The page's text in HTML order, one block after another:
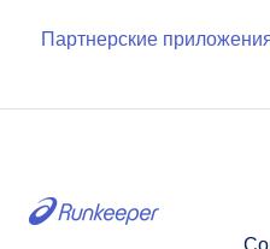
Партнерские